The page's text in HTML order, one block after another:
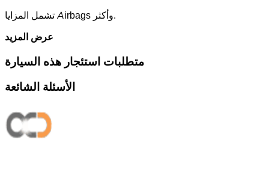
تشمل المزايا Airbags وأكثر.
عرض المزيد
متطلبات استئجار هذه السيارة
الأسئلة الشائعة